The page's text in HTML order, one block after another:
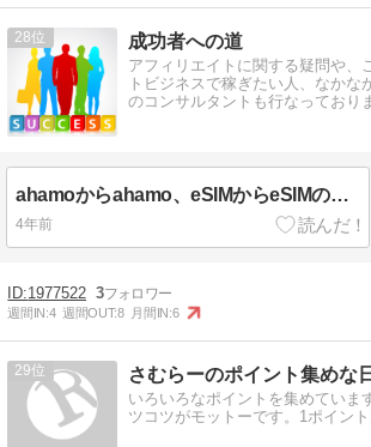
28 成功者への道
アフィリエイトに関する疑問や、
トビジネスで稼ぎたい人、なかな
のコンサルタントも行なっており
ahamoからahamo、eSIMからeSIMの機種変更時の「通信事業者がこの機能に対応していないため、この電話番号は転送できません」対処法
4年前
1977522 3
週間IN:4 週間OUT:8 月間IN:6
29 さむらーのポイント集めな
いろいろなポイントを集めていま
ツコツがモットーです。1ポイント